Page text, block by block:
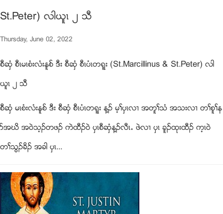
St.Peter) လါဎူၚ ၂ သီ
Thursday, June 02, 2022
စီဆွံ စီၚမၚစံးလံးႏူစ္ ဒီး စီဆွံ စီၚပံၚတရူး (St.Marcillinus & St.Peter) လါ
ဎူၚ ၂ သီ
စီဆွံ မၚစံးလံးႏူစ္ ဒီး စီဆွံ စီၚပံၚတရူး န႔ဥ မ့ႈပွၚလ႕ အတူႈသံ အသးလ႕ တႈစူႈန
ဏအဃိ အ၀ဲသ့ဥတဖဥ ကဲထီဥ၀ဲ ပွၚစီဆွံန႔ဥလီၚ’ ဖဲလ႕ ပွၚ ခူဥထုးထီဥ က့ၚ၀ဲ
တႈသြဥခိဥ အခါ ပွၚ...